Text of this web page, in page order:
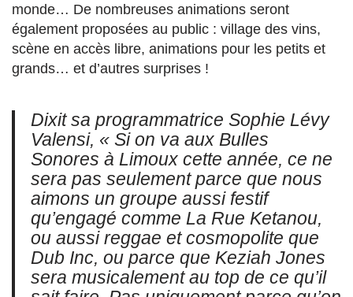
monde… De nombreuses animations seront
également proposées au public : village des vins,
scène en accès libre, animations pour les petits et
grands… et d’autres surprises !
Dixit sa programmatrice Sophie Lévy
Valensi, « Si on va aux Bulles
Sonores à Limoux cette année, ce ne
sera pas seulement parce que nous
aimons un groupe aussi festif
qu’engagé comme La Rue Ketanou,
ou aussi reggae et cosmopolite que
Dub Inc, ou parce que Keziah Jones
sera musicalement au top de ce qu’il